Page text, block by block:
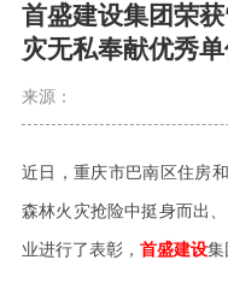
首盛建设集团荣
灾无私奉献优秀单
来源：
近日，重庆市巴南区住房
森林火灾抢险中挺身而出
业进行了表彰， 首盛建设集